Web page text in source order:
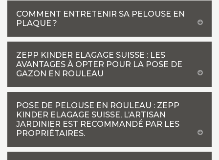
COMMENT ENTRETENIR SA PELOUSE EN
PLAQUE ?
ZEPP KINDER ELAGAGE SUISSE : LES
AVANTAGES À OPTER POUR LA POSE DE
GAZON EN ROULEAU
POSE DE PELOUSE EN ROULEAU : ZEPP
KINDER ELAGAGE SUISSE, L’ARTISAN
JARDINIER EST RECOMMANDÉ PAR LES
PROPRIÉTAIRES.